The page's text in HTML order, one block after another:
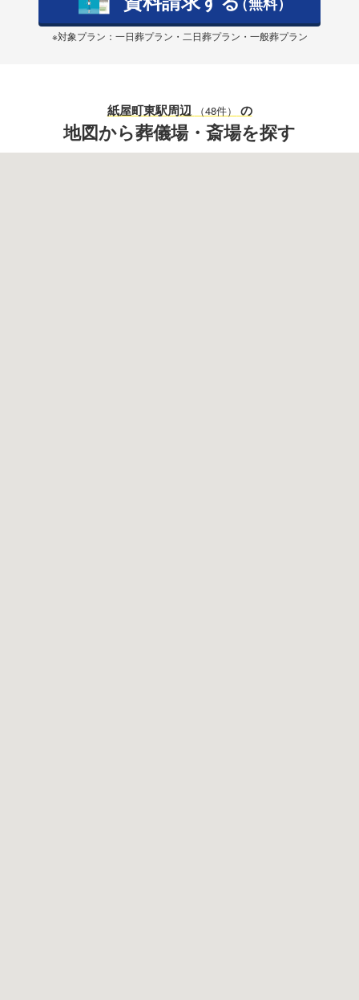
※対象プラン：一日葬プラン・二日葬プラン・一般葬プラン
紙屋町東駅周辺 （48件） の
地図から葬儀場・斎場を探す